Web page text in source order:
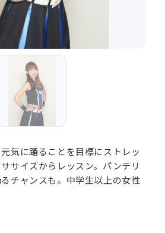
気に踊ることを目標にストレッ
サイズからレッスン。パンテリ
チャンスも。中学生以上の女性